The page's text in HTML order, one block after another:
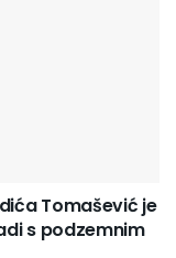
Tomašević je
s podzemnim